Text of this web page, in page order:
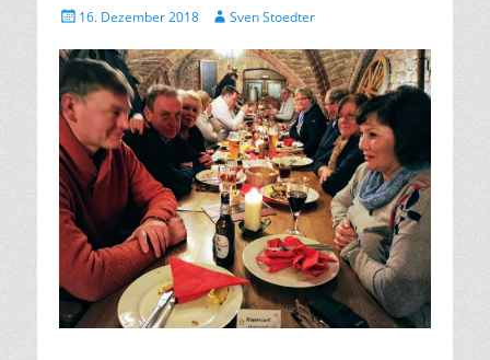
Gepostet
16. Dezember 2018 AutorSven Stoedter